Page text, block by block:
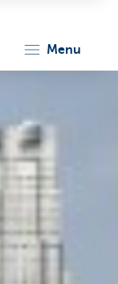
menu